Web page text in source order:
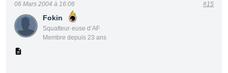
Fokin
Squatteur·euse d’AF
Membre depuis 23 ans
06 Mars 2004 à 16:06 #15